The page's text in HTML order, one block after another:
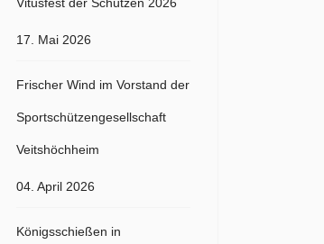
Vitusfest der Schützen 2026
17. Mai 2026
Frischer Wind im Vorstand der
Sportschützengesellschaft
Veitshöchheim
04. April 2026
Königsschießen in